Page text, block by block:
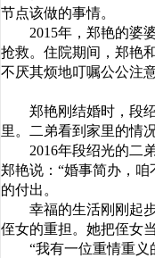
节点该做的事情。
2015年，郑艳的婆婆
抢救。住院期间，郑艳
不厌其烦地叮嘱公公注
郑艳刚结婚时，段绍
里。二弟看到家里的情
2016年段绍光的二弟
郑艳说：“婚事简办，
的付出。
幸福的生活刚刚起步
侄女的重担。她把侄女
“我有一位重情重义的